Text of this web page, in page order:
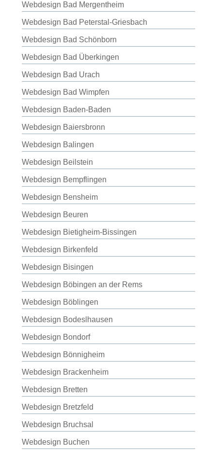
Webdesign Bad Mergentheim
Webdesign Bad Peterstal-Griesbach
Webdesign Bad Schönborn
Webdesign Bad Überkingen
Webdesign Bad Urach
Webdesign Bad Wimpfen
Webdesign Baden-Baden
Webdesign Baiersbronn
Webdesign Balingen
Webdesign Beilstein
Webdesign Bempflingen
Webdesign Bensheim
Webdesign Beuren
Webdesign Bietigheim-Bissingen
Webdesign Birkenfeld
Webdesign Bisingen
Webdesign Böbingen an der Rems
Webdesign Böblingen
Webdesign Bodeslhausen
Webdesign Bondorf
Webdesign Bönnigheim
Webdesign Brackenheim
Webdesign Bretten
Webdesign Bretzfeld
Webdesign Bruchsal
Webdesign Buchen